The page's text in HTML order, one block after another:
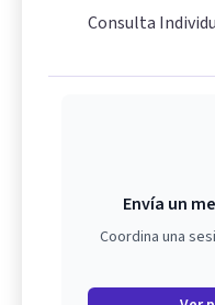
Consulta
Envía un
Coordina una